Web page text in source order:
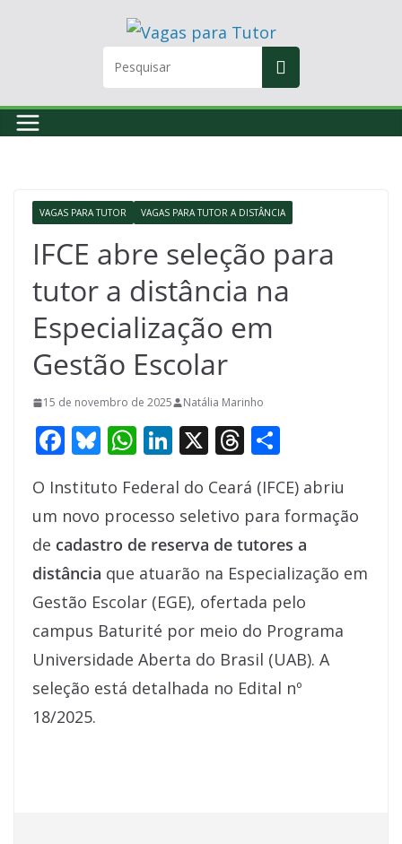
VAGAS PARA TUTOR VAGAS PARA TUTOR A DISTÂNCIA
IFCE abre seleção para
tutor a distância na
Especialização em
Gestão Escolar
15 de novembro de 2025 Natália Marinho
F
e
b
o
o
k
Bl
e
sk
y
W
at
s
A
p
p
Li
k
e
dI
n
X T
re
a
d
s
ar
e
O Instituto Federal do Ceará (IFCE) abriu
um novo processo seletivo para formação
de cadastro de reserva de tutores a
distância que atuarão na Especialização em
Gestão Escolar (EGE), ofertada pelo
campus Baturité por meio do Programa
Universidade Aberta do Brasil (UAB). A
seleção está detalhada no Edital nº
18/2025.